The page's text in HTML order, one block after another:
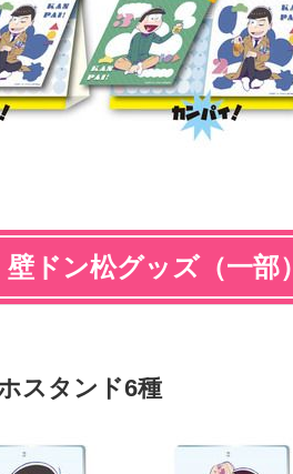
ドン松グッズ（一部）
スタンド6種